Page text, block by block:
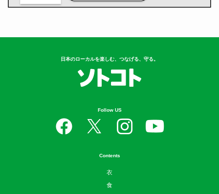
日本のローカルを楽しむ、つなげる、守る。
Follow US
Contents
衣
食